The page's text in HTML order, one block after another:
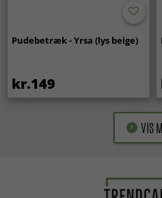
Pudebetræk - Yrsa (lys beige)
kr.149
VIS